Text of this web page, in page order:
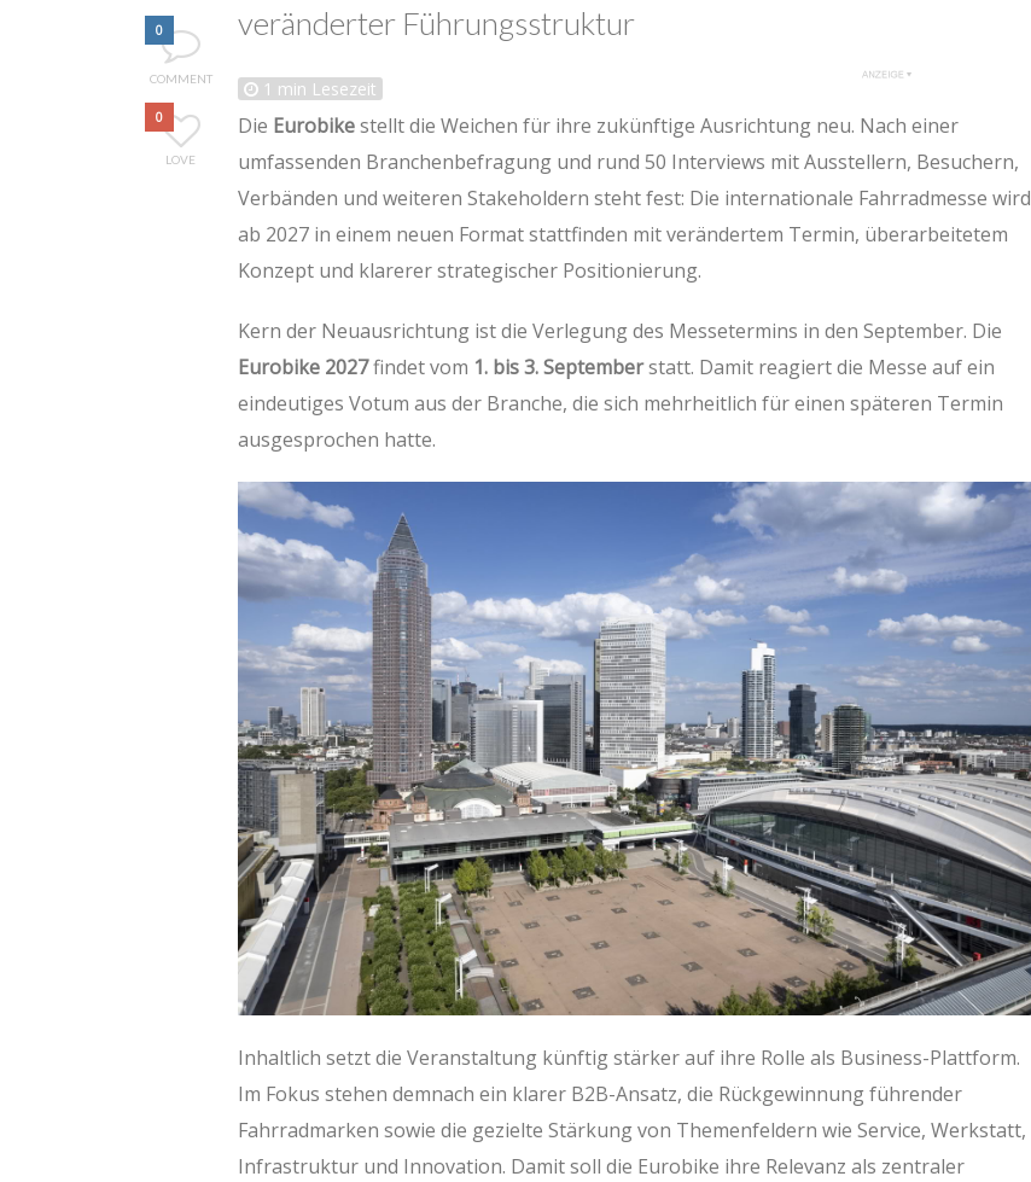
0
COMMENT
0
LOVE
veränderter Führungsstruktur
1 min Lesezeit
Die Eurobikestellt die Weichen für ihre zukünftige Ausrichtung neu. Nach einer
umfassenden Branchenbefragung und rund 50 Interviews mit Ausstellern, Besuchern,
Verbänden und weiteren Stakeholdern steht fest: Die internationale Fahrradmesse wird
ab 2027 in einem neuen Format stattfinden mit verändertem Termin, überarbeitetem
Konzept und klarerer strategischer Positionierung.
Kern der Neuausrichtung ist die Verlegung des Messetermins in den September. Die
Eurobike 2027findet vom 1. bis 3. Septemberstatt. Damit reagiert die Messe auf ein
eindeutiges Votum aus der Branche, die sich mehrheitlich für einen späteren Termin
ausgesprochen hatte.
Inhaltlich setzt die Veranstaltung künftig stärker auf ihre Rolle als Business-Plattform.
Im Fokus stehen demnach ein klarer B2B-Ansatz, die Rückgewinnung führender
Fahrradmarken sowie die gezielte Stärkung von Themenfeldern wie Service, Werkstatt,
Infrastruktur und Innovation. Damit soll die Eurobike ihre Relevanz als zentraler